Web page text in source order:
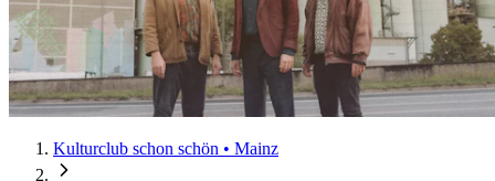
Kulturclub schon schön • Mainz